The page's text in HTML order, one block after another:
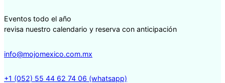
Eventos todo el año
revisa nuestro calendario y reserva con anticipación
info@mojomexico.com.mx
+1 (052) 55 44 62 74 06 (whatsapp)